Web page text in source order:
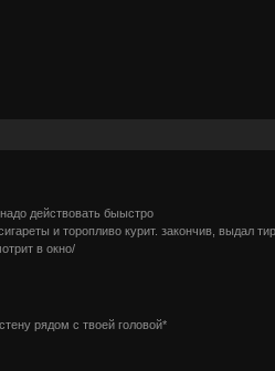
действовать быыстро
и торопливо курит. закончив, выдал
в окно/
рядом с твоей головой*